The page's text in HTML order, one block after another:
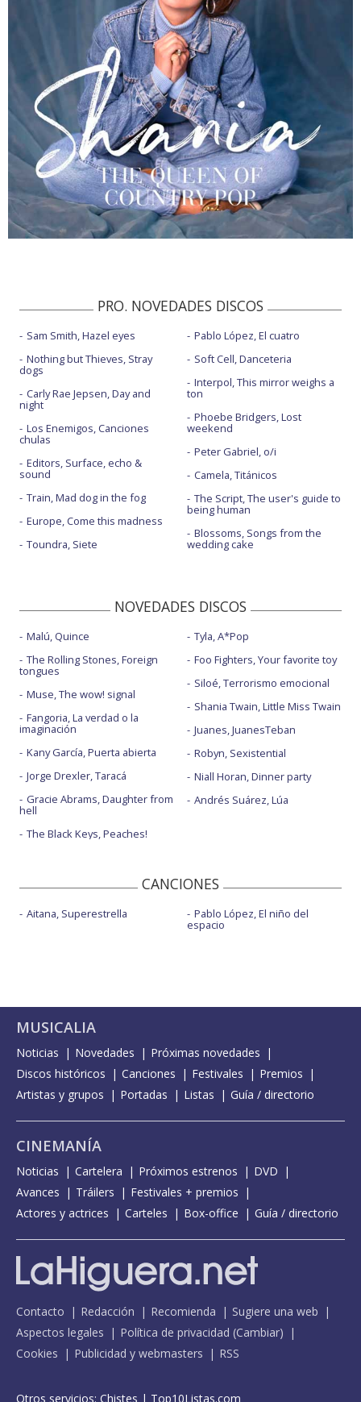
PRO. NOVEDADES DISCOS
Sam Smith, Hazel eyes
Nothing but Thieves, Stray
dogs
Carly Rae Jepsen, Day and
night
Los Enemigos, Canciones
chulas
Editors, Surface, echo &
sound
Train, Mad dog in the fog
Europe, Come this madness
Toundra, Siete
Pablo López, El cuatro
Soft Cell, Danceteria
Interpol, This mirror weighs a
ton
Phoebe Bridgers, Lost
weekend
Peter Gabriel, o/i
Camela, Titánicos
The Script, The user's guide to
being human
Blossoms, Songs from the
wedding cake
NOVEDADES DISCOS
Malú, Quince
The Rolling Stones, Foreign
tongues
Muse, The wow! signal
Fangoria, La verdad o la
imaginación
Kany García, Puerta abierta
Jorge Drexler, Taracá
Gracie Abrams, Daughter from
hell
The Black Keys, Peaches!
Tyla, A*Pop
Foo Fighters, Your favorite toy
Siloé, Terrorismo emocional
Shania Twain, Little Miss Twain
Juanes, JuanesTeban
Robyn, Sexistential
Niall Horan, Dinner party
Andrés Suárez, Lúa
CANCIONES
Aitana, Superestrella Pablo López, El niño del
espacio
MUSICALIA
Noticias Novedades
Próximas novedades
Discos históricos
Canciones Festivales
Premios
Artistas y grupos
Portadas Listas Guía / directorio
CINEMANÍA
Noticias Cartelera Próximos estrenos
DVD
Avances
Tráilers
Festivales + premios
Actores y actrices
Carteles Box-office Guía / directorio
Contacto Redacción Recomienda
Sugiere una web
Aspectos legales
Política de privacidad (Cambiar)
Cookies
Publicidad y webmasters RSS
Otros servicios: Chistes | Top10Listas.com